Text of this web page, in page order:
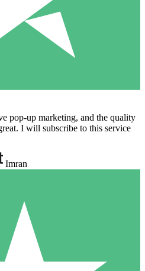
pop-up marketing, and the quality
I will subscribe to this service
Imran